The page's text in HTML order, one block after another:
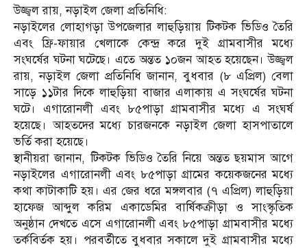
উজ্জ্বল রায়, নড়াইল জেলা প্রতিনিধি:
নড়াইলের লোহাগড়া উপজেলার লাহুড়িয়ায় টিকটক ভিডিও তৈরি
এবং ফ্রি-ফায়ার খেলাকে কেন্দ্র করে দুই গ্রামবাসীর মধ্যে
সংঘর্ষের ঘটনা ঘটেছে। এতে অন্তত ১০জন আহত হয়েছেন। উজ্জ্বল
রায়, নড়াইল জেলা প্রতিনিধি জানান, বুধবার (৮ এপ্রিল) বেলা
সাড়ে ১১টার দিকে লাহুড়িয়া বাজার এলাকায় এ সংঘর্ষের ঘটনা
ঘটে। এগারোনলী এবং ৮৫পাড়া গ্রামবাসীর মধ্যে এ সংঘর্ষ
হয়েছে। আহতদের মধ্যে চারজনকে নড়াইল জেলা হাসপাতালে
ভর্তি করা হয়েছে।
স্থানীয়রা জানান, টিকটক ভিডিও তৈরি নিয়ে অন্তত ছয়মাস আগে
নড়াইলের এগারোনলী এবং ৮৫পাড়া গ্রামের কয়েকজনের মধ্যে
কথা কাটাকাটি হয়। এর জের ধরে মঙ্গলবার (৭ এপ্রিল) লাহুড়িয়া
হাফেজ আব্দুল করিম একাডেমির বার্ষিকক্রীড়া ও সাংস্কৃতিক
অনুষ্ঠান দেখতে এসে এগারোনলী এবং ৮৫পাড়া গ্রামবাসীর মধ্যে
তর্কবির্তক হয়। পরবর্তীতে বুধবার সকালে দুই গ্রামবাসীর মধ্যে